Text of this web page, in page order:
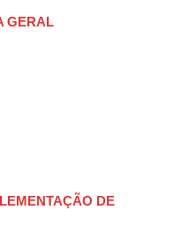
GERAL
DE